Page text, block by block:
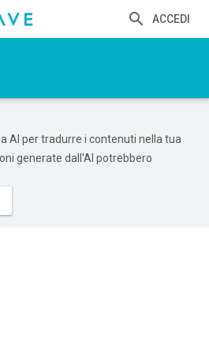
ACCEDI
AI per tradurre i contenuti nella tua
generate dall'AI potrebbero